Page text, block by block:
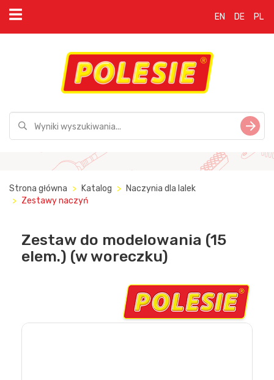
EN DE PL
Strona główna Katalog
Naczynia dla lalek
Zestawy naczyń
Zestaw do modelowania (15
elem.) (w woreczku)